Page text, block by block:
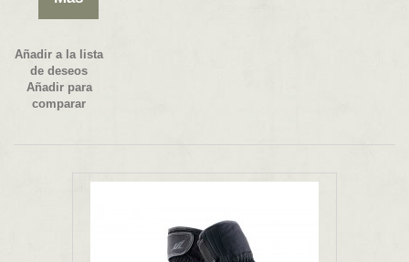
Añadir a la lista
de deseos
Añadir para
comparar